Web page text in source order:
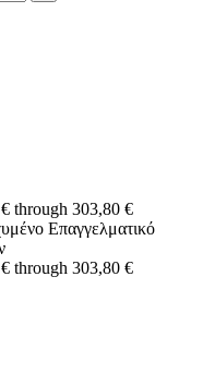
through 303,80 €
Επαγγελματικό
through 303,80 €